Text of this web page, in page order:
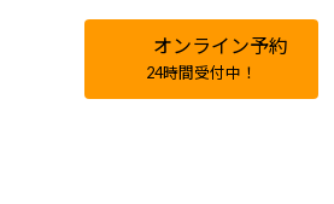
オンライン予約
24時間受付中！